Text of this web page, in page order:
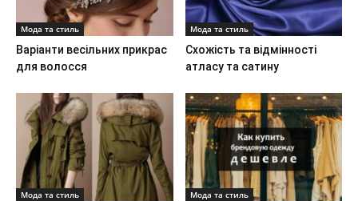
Мода та стиль
Варіанти весільних прикрас
для волосся
Мода та стиль
Схожість та відмінності
атласу та сатину
Мода та стиль Мода та стиль